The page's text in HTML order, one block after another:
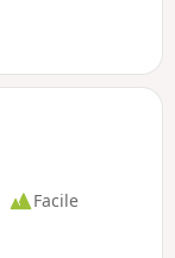
Facile